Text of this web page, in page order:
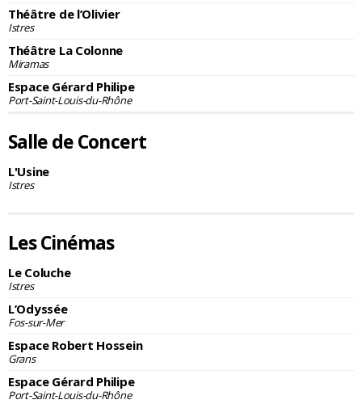
Théâtre de l’Olivier
Istres
Théâtre La Colonne
Miramas
Espace Gérard Philipe
Port-Saint-Louis-du-Rhône
Salle de Concert
L'Usine
Istres
Les Cinémas
Le Coluche
Istres
L’Odyssée
Fos-sur-Mer
Espace Robert Hossein
Grans
Espace Gérard Philipe
Port-Saint-Louis-du-Rhône